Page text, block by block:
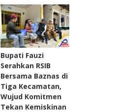
Bupati Fauzi
Serahkan RSIB
Bersama Baznas di
Tiga Kecamatan,
Wujud Komitmen
Tekan Kemiskinan